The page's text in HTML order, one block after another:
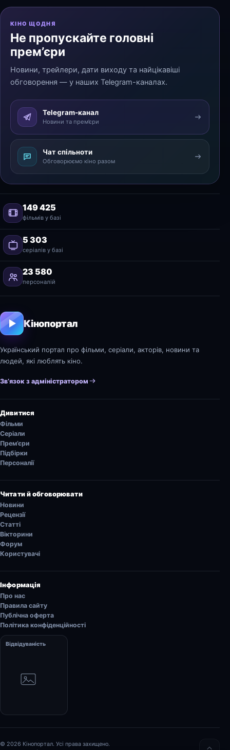
КІНО ЩОДНЯ
Не пропускайте головні
прем’єри
Новини, трейлери, дати виходу та найцікавіші
обговорення — у наших Telegram-каналах.
Telegram-канал
Новини та прем’єри
Чат спільноти
Обговорюємо кіно разом
149 425
фільмів у базі
5 303
серіалів у базі
23 580
персоналій
Кінопортал
Український портал про фільми, серіали, акторів, новини та
людей, які люблять кіно.
Зв’язок з адміністратором
Дивитися
Фільми
Серіали
Прем’єри
Підбірки
Персоналії
Читати й обговорювати
Новини
Рецензії
Статті
Вікторини
Форум
Користувачі
Інформація
Про нас
Правила сайту
Публічна оферта
Політика конфіденційності
Відвідуваність
© 2026 Кінопортал. Усі права захищено.